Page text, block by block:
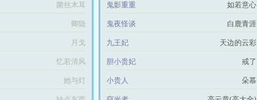
菌丝木耳
卿隐
月戈
忆若清风
她与灯
鬼影重重 如若意心
鬼夜怪谈 白鹿青涯
九王妃 天边的云彩
胆小贵妃 戒了
小贵人 朵慕